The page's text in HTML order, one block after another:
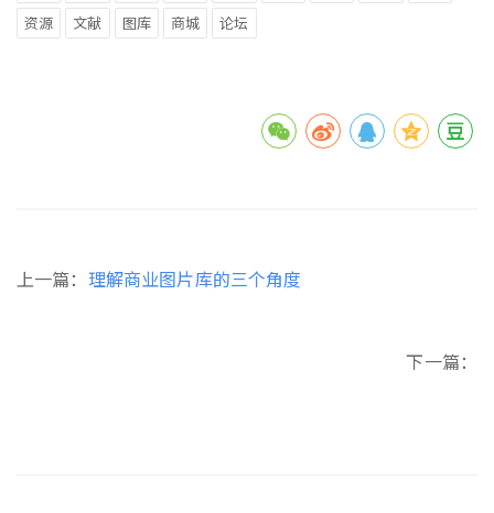
资源
文献 图库 商城 论坛
上一篇： 理解商业图片库的三个角度
下一篇：